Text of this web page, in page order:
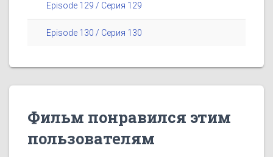
Episode 129 / Серия 129
Episode 130 / Серия 130
Фильм понравился этим
пользователям